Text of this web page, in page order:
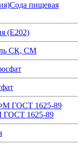
Сода пищевая
(Е202)
СК, СМ
ГОСТ 1625-89